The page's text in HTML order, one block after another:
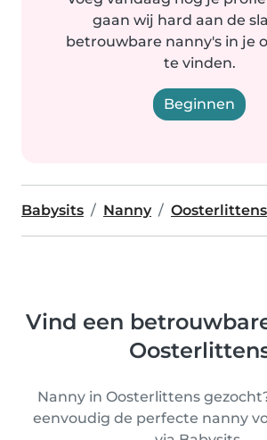
gaan wij hard aan de
betrouwbare nanny's in je
te vinden.
Beginnen
Babysits Nanny Oosterlittens
Vind een
Nanny in Oosterlittens
eenvoudig de perfecte nanny